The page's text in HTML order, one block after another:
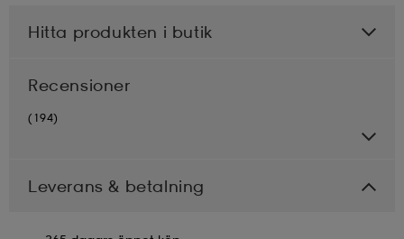
Hitta produkten i butik
Recensioner
(194)
Leverans & betalning